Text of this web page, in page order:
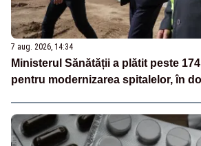
7 aug. 2026, 14:34
Ministerul Sănătății a plătit peste
pentru modernizarea spitalelor, în